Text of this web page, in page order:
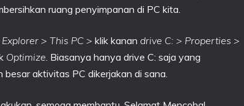
ruang penyimpanan di PC kita.
Explorer > This PC > klik kanan drive C: > Properties >
Optimize. Biasanya hanya drive C: saja yang
aktivitas PC dikerjakan di sana.